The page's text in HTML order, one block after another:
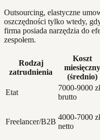
Outsourcing, elastyczne
oszczędności tylko wtedy,
firma posiada narzędzia do
zespołem.
Rodzaj
zatrudnienia
Koszt
miesięczny
(średnio)
Etat
7000-9000 zł
brutto
Freelancer/B2B
4000-7000 zł
netto